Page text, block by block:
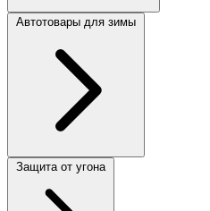
Автотовары для зимы
Защита от угона